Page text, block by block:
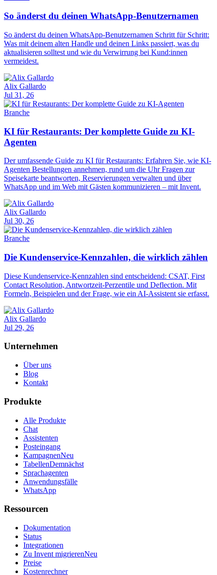
So änderst du deinen WhatsApp-Benutzernamen
So änderst du deinen WhatsApp-Benutzernamen Schritt für Schritt:
Was mit deinem alten Handle und deinen Links passiert, was du
aktualisieren solltest und wie du Verwirrung bei Kund:innen
vermeidest.
Alix Gallardo
Jul 31, 26
Branche
KI für Restaurants: Der komplette Guide zu KI-
Agenten
Der umfassende Guide zu KI für Restaurants: Erfahren Sie, wie KI-
Agenten Bestellungen annehmen, rund um die Uhr Fragen zur
Speisekarte beantworten, Reservierungen verwalten und über
WhatsApp und im Web mit Gästen kommunizieren – mit Invent.
Alix Gallardo
Jul 30, 26
Branche
Die Kundenservice-Kennzahlen, die wirklich zählen
Diese Kundenservice-Kennzahlen sind entscheidend: CSAT, First
Contact Resolution, Antwortzeit-Perzentile und Deflection. Mit
Formeln, Beispielen und der Frage, wie ein AI-Assistent sie erfasst.
Alix Gallardo
Jul 29, 26
Unternehmen
Über uns
Blog
Kontakt
Produkte
Alle Produkte
Chat
Assistenten
Posteingang
KampagnenNeu
TabellenDemnächst
Sprachagenten
Anwendungsfälle
WhatsApp
Ressourcen
Dokumentation
Status
Integrationen
Zu Invent migrierenNeu
Preise
Kostenrechner